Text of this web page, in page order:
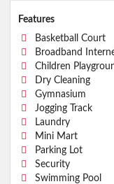
Features
Basketball Court
Broadband
Children
Dry Cleaning
Gymnasium
Jogging Track
Laundry
Mini Mart
Parking Lot
Security
Swimming Pool